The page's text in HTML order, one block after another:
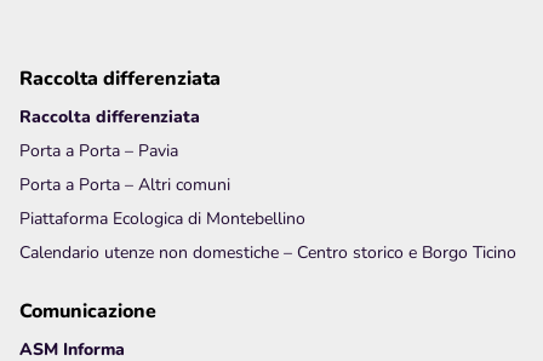
Raccolta differenziata
Raccolta differenziata
Porta a Porta – Pavia
Porta a Porta – Altri comuni
Piattaforma Ecologica di Montebellino
Calendario utenze non domestiche – Centro storico e Borgo Ticino
Comunicazione
ASM Informa